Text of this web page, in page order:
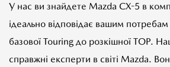
У нас ви знайдете Mazda CX-5 в
ідеально відповідає вашим
базової Touring до розкішної TOP.
справжні експерти в світі Mazda.